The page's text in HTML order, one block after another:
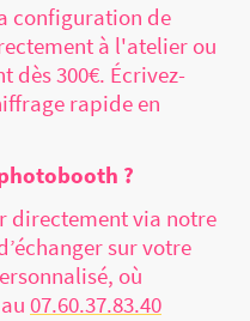
configuration de
à l'atelier ou
dès 300€. Écrivez-
rapide en
?
directement via notre
sur votre
où
07.60.37.83.40